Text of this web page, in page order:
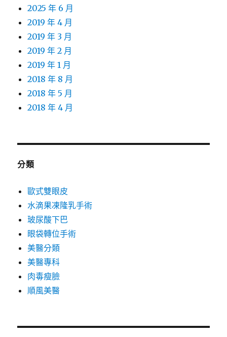
2025 年 6 月
2019 年 4 月
2019 年 3 月
2019 年 2 月
2019 年 1 月
2018 年 8 月
2018 年 5 月
2018 年 4 月
分類
歐式雙眼皮
水滴果凍隆乳手術
玻尿酸下巴
眼袋轉位手術
美醫分類
美醫專科
肉毒瘦臉
順風美醫